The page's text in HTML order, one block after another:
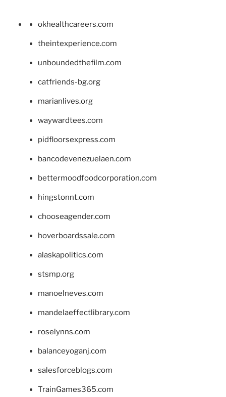
okhealthcareers.com
theintexperience.com
unboundedthefilm.com
catfriends-bg.org
marianlives.org
waywardtees.com
pidfloorsexpress.com
bancodevenezuelaen.com
bettermoodfoodcorporation.com
hingstonnt.com
chooseagender.com
hoverboardssale.com
alaskapolitics.com
stsmp.org
manoelneves.com
mandelaeffectlibrary.com
roselynns.com
balanceyoganj.com
salesforceblogs.com
TrainGames365.com